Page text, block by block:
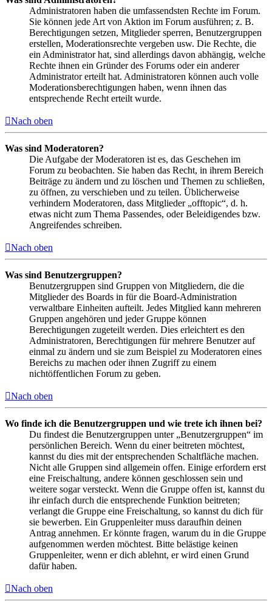
Administratoren haben die umfassendsten Rechte im Forum.
Sie können jede Art von Aktion im Forum ausführen; z. B.
Berechtigungen setzen, Mitglieder sperren, Benutzergruppen
erstellen, Moderationsrechte vergeben usw. Die Rechte, die
ein Administrator hat, sind allerdings davon abhängig, welche
Rechte ihnen ein Gründer des Forums oder ein anderer
Administrator erteilt hat. Administratoren können auch volle
Moderationsberechtigungen haben, wenn ihnen das
entsprechende Recht erteilt wurde.
Nach oben
Was sind Moderatoren?
Die Aufgabe der Moderatoren ist es, das Geschehen im
Forum zu beobachten. Sie haben das Recht, in ihrem Bereich
Beiträge zu ändern und zu löschen und Themen zu schließen,
zu öffnen, zu verschieben und zu teilen. Üblicherweise
verhindern Moderatoren, dass Mitglieder „offtopic“, d. h.
etwas nicht zum Thema Passendes, oder Beleidigendes bzw.
Angreifendes schreiben.
Nach oben
Was sind Benutzergruppen?
Benutzergruppen sind Gruppen von Mitgliedern, die die
Mitglieder des Boards in für die Board-Administration
verwaltbare Einheiten aufteilt. Jedes Mitglied kann mehreren
Gruppen angehören und jeder Gruppe können
Berechtigungen zugeteilt werden. Dies erleichtert es den
Administratoren, Berechtigungen für mehrere Benutzer auf
einmal zu ändern und sie zum Beispiel zu Moderatoren eines
Bereichs zu machen oder ihnen Zugriff zu einem
nichtöffentlichen Forum zu geben.
Nach oben
Wo finde ich die Benutzergruppen und wie trete ich ihnen bei?
Du findest die Benutzergruppen unter „Benutzergruppen“ im
persönlichen Bereich. Wenn du einer beitreten möchtest,
kannst du dies mit der entsprechenden Schaltfläche machen.
Nicht alle Gruppen sind allgemein offen. Einige erfordern erst
eine Freischaltung, andere können geschlossen sein und
weitere sogar versteckt. Wenn die Gruppe offen ist, kannst du
ihr einfach durch die entsprechende Funktion beitreten;
verlangt die Gruppe eine Freischaltung, so kannst du dich für
sie bewerben. Ein Gruppenleiter muss daraufhin deinen
Antrag annehmen. Er könnte fragen, warum du in die Gruppe
aufgenommen werden möchtest. Bitte belästige keinen
Gruppenleiter, wenn er dich ablehnt, er wird einen Grund
dafür haben.
Nach oben